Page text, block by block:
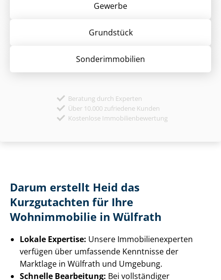
Gewerbe
Grund­stück
Sonder­immobilien
Beratung durch Experten
Über 10.000 zufriedene Kunden
Kostenlose Immobilienbewertung
Darum erstellt Heid das
Kurzgutachten für Ihre
Wohnimmobilie in Wülfrath
Lokale Expertise: Unsere Im­mo­bi­li­en­ex­per­ten
verfügen über umfassende Kenntnisse der
Marktlage in Wülfrath und Umgebung.
Schnelle Bearbeitung: Bei vollständiger